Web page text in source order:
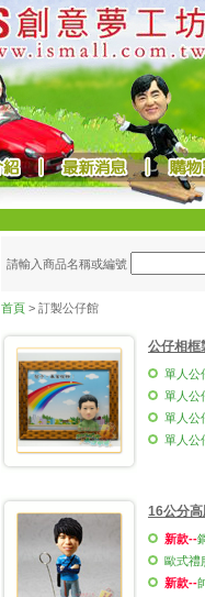
請輸入商品名稱或編號
首頁 > 訂製公仔館
公仔相框
單人公
單人公
單人公
單人公
16公分
新款--
歐式禮
新款--